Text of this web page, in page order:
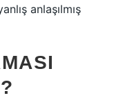
anlaşılmış